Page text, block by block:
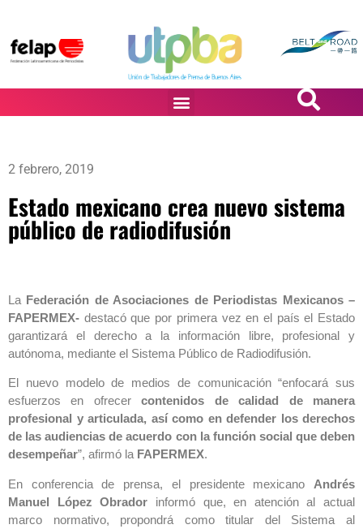
2 febrero, 2019
Estado mexicano crea nuevo sistema
público de radiodifusión
La Federación de Asociaciones de Periodistas Mexicanos –
FAPERMEX- destacó que por primera vez en el país el Estado
garantizará el derecho a la información libre, profesional y
autónoma, mediante el Sistema Público de Radiodifusión.
El nuevo modelo de medios de comunicación “enfocará sus
esfuerzos en ofrecercontenidos de calidad de manera
profesional y articulada, así como en defender los derechos
de las audiencias de acuerdo con la función social que deben
desempeñar”, afirmó la FAPERMEX.
En conferencia de prensa, el presidente mexicano Andrés
Manuel López Obrador informó que, en atención al actual
marco normativo, propondrá como titular del Sistema al